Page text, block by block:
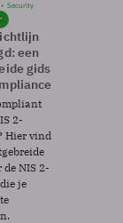
Security
een
gids
2-
Hier vind
de NIS 2-
je